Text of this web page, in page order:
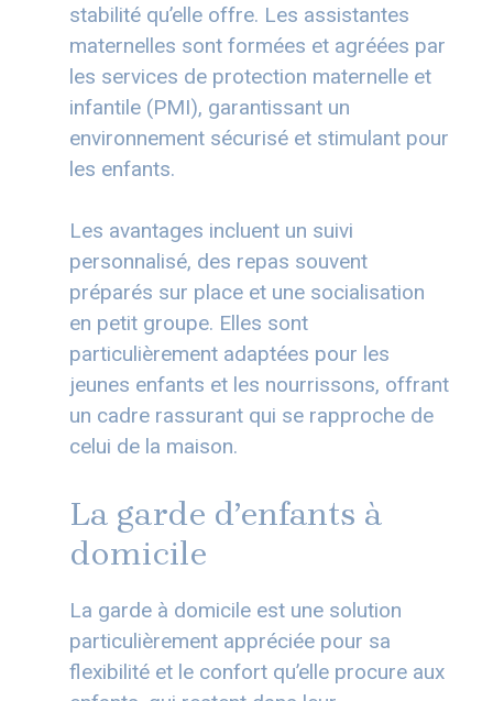
stabilité qu’elle offre. Les assistantes
maternelles sont formées et agréées par
les services de protection maternelle et
infantile (PMI), garantissant un
environnement sécurisé et stimulant pour
les enfants.
Les avantages incluent un suivi
personnalisé, des repas souvent
préparés sur place et une socialisation
en petit groupe. Elles sont
particulièrement adaptées pour les
jeunes enfants et les nourrissons, offrant
un cadre rassurant qui se rapproche de
celui de la maison.
La garde d’enfants à
domicile
La garde à domicile est une solution
particulièrement appréciée pour sa
flexibilité et le confort qu’elle procure aux